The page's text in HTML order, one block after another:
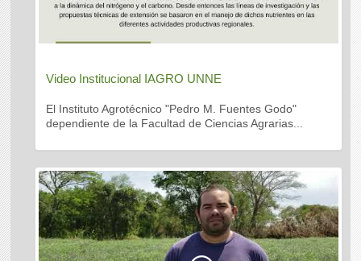
Video Institucional IAGRO UNNE
El Instituto Agrotécnico "Pedro M. Fuentes Godo"
dependiente de la Facultad de Ciencias Agrarias...